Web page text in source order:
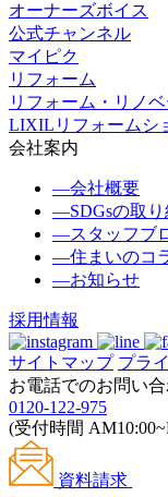
オーナーズボイス
公式チャンネル
マイピク
リフォーム
リフォーム・リノ
LIXILリフォームシ
会社案内
―会社概要
―SDGsの取
―スタッフブ
―住まいのコ
―お知らせ
採用情報
サイトマップ プラ
お電話でのお問い
0120-122-975
(受付時間
資料請求